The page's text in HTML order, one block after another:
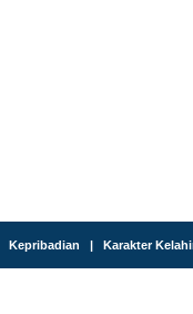
Kepribadian | Karakter